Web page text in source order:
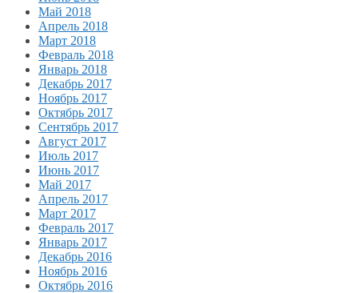
Май 2018
Апрель 2018
Март 2018
Февраль 2018
Январь 2018
Декабрь 2017
Ноябрь 2017
Октябрь 2017
Сентябрь 2017
Август 2017
Июль 2017
Июнь 2017
Май 2017
Апрель 2017
Март 2017
Февраль 2017
Январь 2017
Декабрь 2016
Ноябрь 2016
Октябрь 2016